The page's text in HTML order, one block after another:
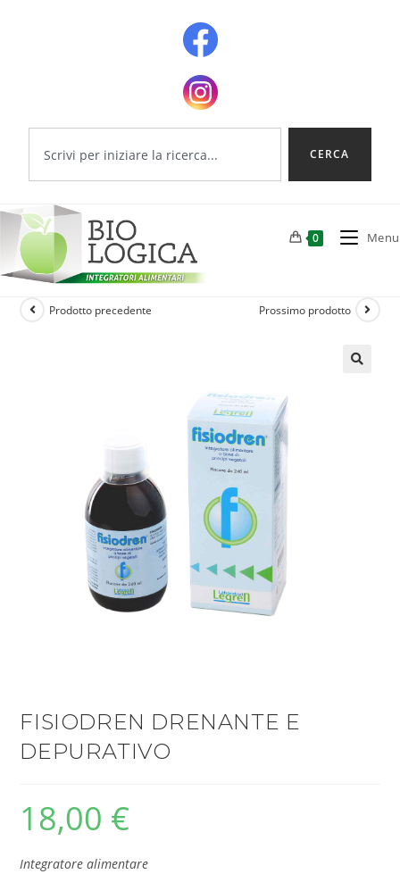
CERCA
0 Menu
Prodotto precedente Prossimo prodotto
FISIODREN DRENANTE E
DEPURATIVO
18,00 €
Integratore alimentare